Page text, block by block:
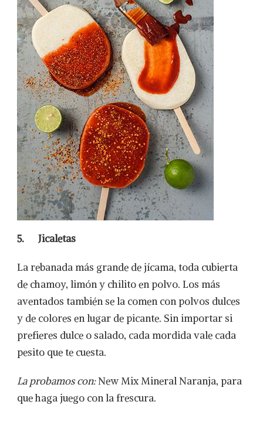
5. Jicaletas
La rebanada más grande de jícama, toda cubierta
de chamoy, limón y chilito en polvo. Los más
aventados también se la comen con polvos dulces
y de colores en lugar de picante. Sin importar si
prefieres dulce o salado, cada mordida vale cada
pesito que te cuesta.
La probamos con:New Mix Mineral Naranja, para
que haga juego con la frescura.